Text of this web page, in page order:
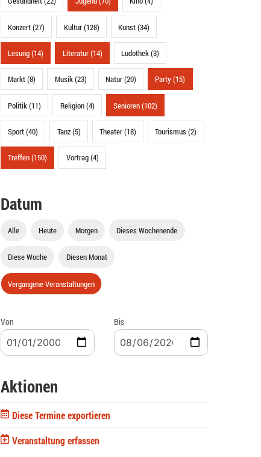
Konzert (27) Kultur (128) Kunst (34)
Lesung (14) Literatur (14) Ludothek (3)
Markt (8) Musik (23) Natur (20) Party (15)
Politik (11) Religion (4) Senioren (102)
Sport (40) Tanz (5) Theater (18) Tourismus (2)
Treffen (150) Vortrag (4)
Datum
Alle Heute Morgen Dieses Wochenende
Diese Woche Diesen Monat
Vergangene Veranstaltungen
Von Bis
Aktionen
Diese Termine exportieren
Veranstaltung erfassen